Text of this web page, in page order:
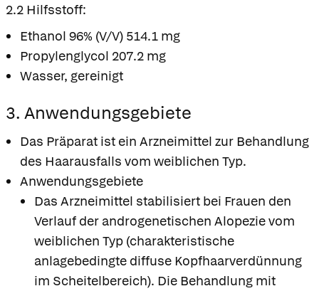
2.2 Hilfsstoff:
Ethanol 96% (V/V) 514.1 mg
Propylenglycol 207.2 mg
Wasser, gereinigt
3. Anwendungsgebiete
Das Präparat ist ein Arzneimittel zur Behandlung
des Haarausfalls vom weiblichen Typ.
Anwendungsgebiete
Das Arzneimittel stabilisiert bei Frauen den
Verlauf der androgenetischen Alopezie vom
weiblichen Typ (charakteristische
anlagebedingte diffuse Kopfhaarverdünnung
im Scheitelbereich). Die Behandlung mit